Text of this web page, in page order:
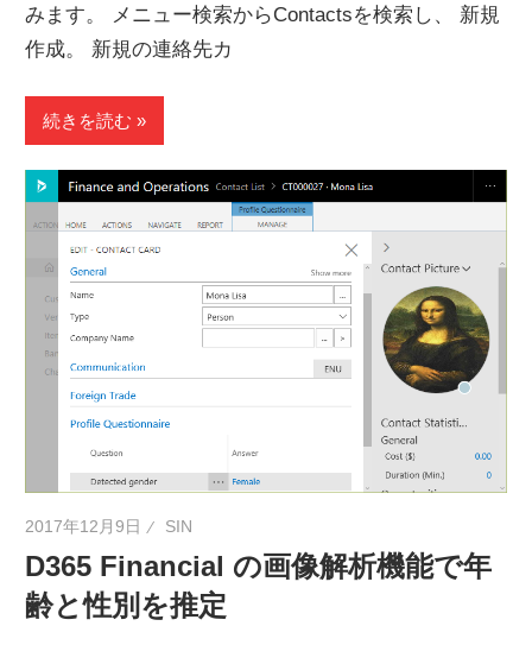
みます。 メニュー検索からContactsを検索し、 新規
作成。 新規の連絡先カ
続きを読む
2017年12月9日 SIN
D365 Financial の画像解析機能で年
齢と性別を推定